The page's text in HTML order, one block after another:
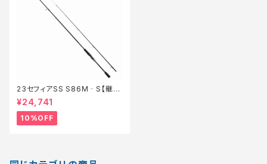
23セフィアSS S86M‐S【継続
セール_ロッド】【10】
¥24,741
10%OFF